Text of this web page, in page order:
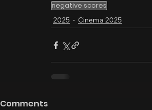
negative scores
2025 Cinema 2025
Comments